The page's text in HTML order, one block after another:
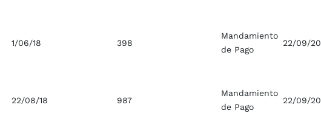
1/06/18 398
Mandamiento
de Pago
22/09/20
22/08/18 987
Mandamiento
de Pago
22/09/20